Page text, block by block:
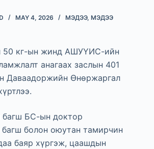
MAY 4, 2026 МЭДЭЭ, МЭДЭЭ
50 кг-ын жинд АШУҮИС-ийн
анагаах заслын 401
Даваадоржийн Өнөржаргал
багш БС-ын доктор
болон оюутан тамирчин
баяр хүргэж, цаашдын